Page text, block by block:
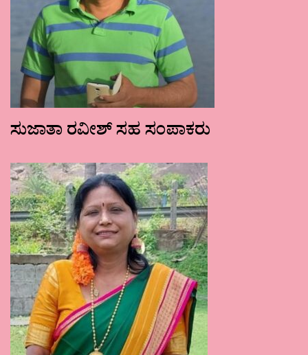
ಸುಜಾತಾ ರವೀಶ್ ಸಹ ಸಂಪಾಕರು